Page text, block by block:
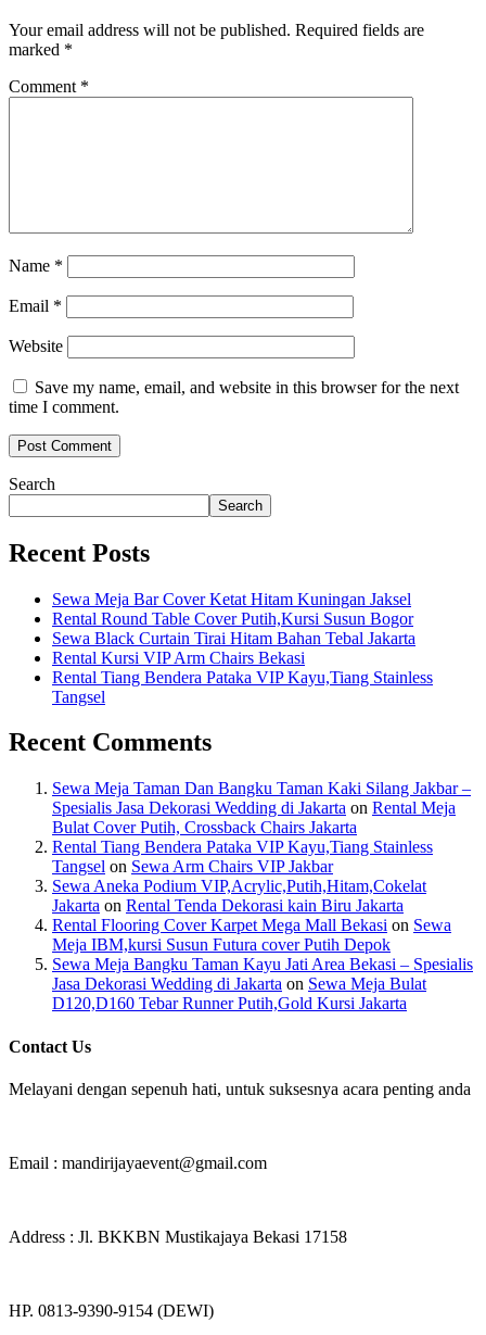
Your email address will not be published. Required fields are
marked *
Comment *
Name *
Email *
Website
Save my name, email, and website in this browser for the next
time I comment.
Search
Search
Recent Posts
Sewa Meja Bar Cover Ketat Hitam Kuningan Jaksel
Rental Round Table Cover Putih,Kursi Susun Bogor
Sewa Black Curtain Tirai Hitam Bahan Tebal Jakarta
Rental Kursi VIP Arm Chairs Bekasi
Rental Tiang Bendera Pataka VIP Kayu,Tiang Stainless
Tangsel
Recent Comments
Sewa Meja Taman Dan Bangku Taman Kaki Silang Jakbar –
Spesialis Jasa Dekorasi Wedding di Jakarta on Rental Meja
Bulat Cover Putih, Crossback Chairs Jakarta
Rental Tiang Bendera Pataka VIP Kayu,Tiang Stainless
Tangsel on Sewa Arm Chairs VIP Jakbar
Sewa Aneka Podium VIP,Acrylic,Putih,Hitam,Cokelat
Jakarta on Rental Tenda Dekorasi kain Biru Jakarta
Rental Flooring Cover Karpet Mega Mall Bekasi on Sewa
Meja IBM,kursi Susun Futura cover Putih Depok
Sewa Meja Bangku Taman Kayu Jati Area Bekasi – Spesialis
Jasa Dekorasi Wedding di Jakarta on Sewa Meja Bulat
D120,D160 Tebar Runner Putih,Gold Kursi Jakarta
Contact Us
Melayani dengan sepenuh hati, untuk suksesnya acara penting anda
Email : mandirijayaevent@gmail.com
Address : Jl. BKKBN Mustikajaya Bekasi 17158
HP. 0813-9390-9154 (DEWI)